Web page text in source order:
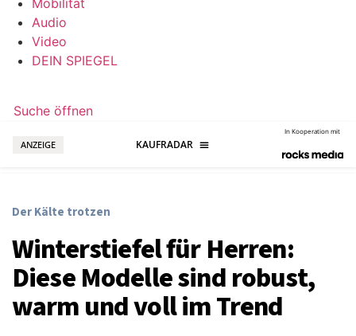
Mobilität
Audio
Video
DEIN SPIEGEL
Suche öffnen
ANZEIGE
In Kooperation mit
Der Kälte trotzen
Winterstiefel für Herren:
Diese Modelle sind robust,
warm und voll im Trend